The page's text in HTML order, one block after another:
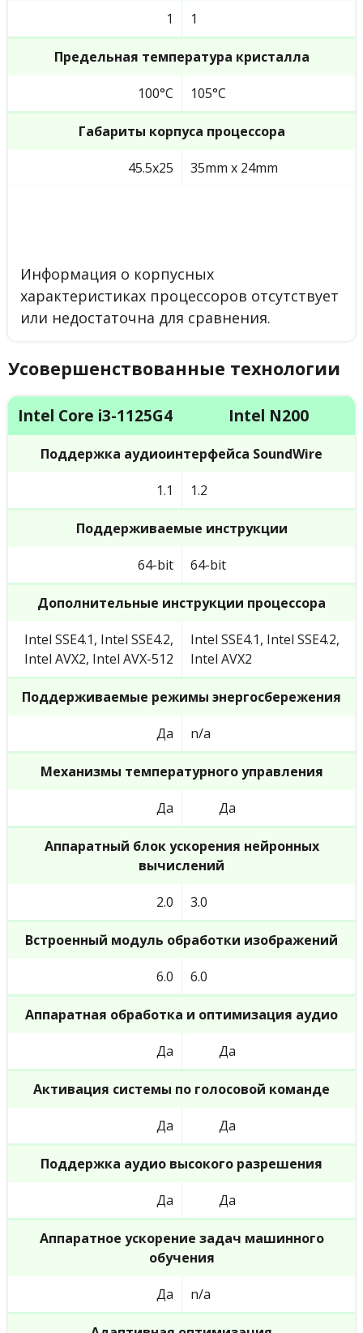
1 1
Предельная температура кристалла
100°C 105°C
Габариты корпуса процессора
45.5x25 35mm x 24mm
Информация о корпусных
характеристиках процессоров отсутствует
или недостаточна для сравнения.
Усовершенствованные технологии
Intel Core i3-1125G4 Intel N200
Поддержка аудиоинтерфейса SoundWire
1.1 1.2
Поддерживаемые инструкции
64-bit 64-bit
Дополнительные инструкции процессора
Intel SSE4.1, Intel SSE4.2,
Intel AVX2, Intel AVX-512
Intel SSE4.1, Intel SSE4.2,
Intel AVX2
Поддерживаемые режимы энергосбережения
Да n/a
Механизмы температурного управления
Да Да
Аппаратный блок ускорения нейронных
вычислений
2.0 3.0
Встроенный модуль обработки изображений
6.0 6.0
Аппаратная обработка и оптимизация аудио
Да Да
Активация системы по голосовой команде
Да Да
Поддержка аудио высокого разрешения
Да Да
Аппаратное ускорение задач машинного
обучения
Да n/a